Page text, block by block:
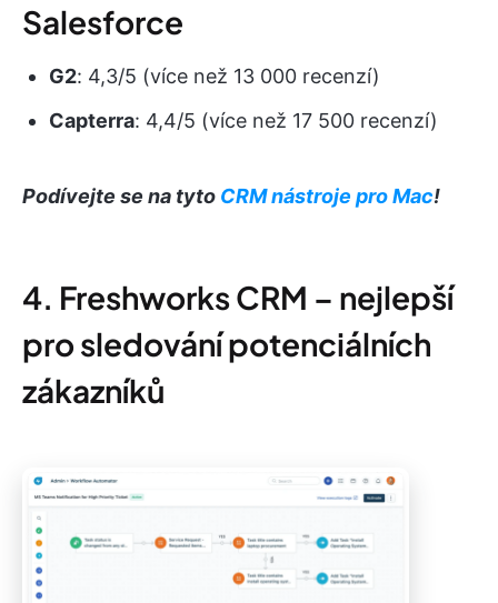
Salesforce
G2: 4,3/5 (více než 13 000 recenzí)
Capterra: 4,4/5 (více než 17 500 recenzí)
Podívejte se na tyto CRM nástroje pro Mac!
4. Freshworks CRM – nejlepší
pro sledování potenciálních
zákazníků